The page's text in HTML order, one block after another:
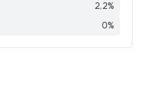
2,2%
0%